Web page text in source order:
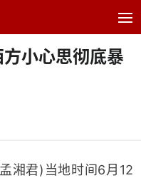
小心思彻底暴
君)当地时间6月12